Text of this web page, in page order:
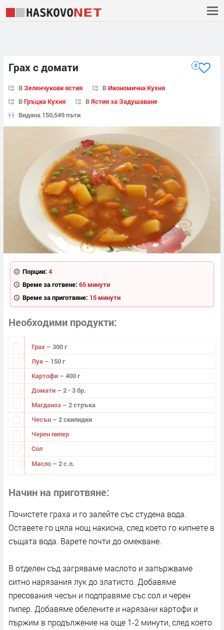
Грах с домати 0
ВЗеленчукови ястия ВИкономична Кухня
ВГръцка Кухня ВЯстия за Задушаване
Видяна 150,549 пъти
Порции: 4
Време за готвене: 65 минути
Време за приготвяне: 15 минути
Необходими продукти
Грах – 300 г
Лук – 150 г
Картофи – 400 г
Домати – 2 - 3 бр.
Магданоз – 2 стръка
Чесън – 2 скилидки
Черен пипер
Сол
Масло – 2 с.л.
Начин на приготвяне
Почистете граха и го залейте със студена вода.
Оставете го цяла нощ накисна, след което го кипнете в
същата вода. Варете почти до омекване.
В отделен съд загряваме маслото и запържваме
ситно нарязания лук до златисто. Добавяме
пресования чесън и подправяме със сол и черен
пипер. Добавяме обелените и нарязани картофи и
пържим в продължение на още 1-2 минути, след което